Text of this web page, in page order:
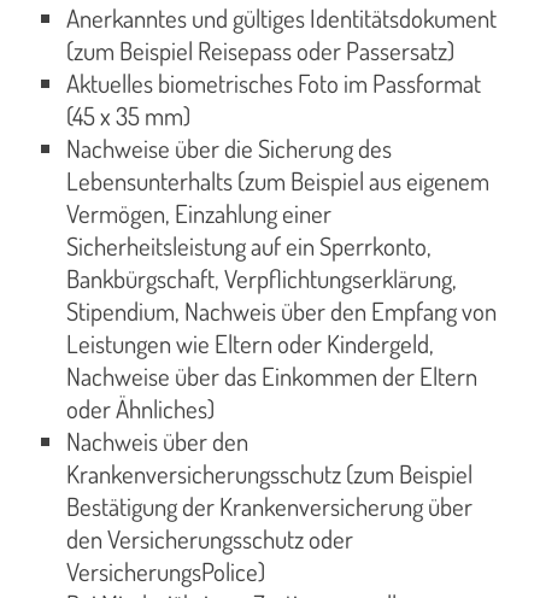
Anerkanntes und gültiges Identitätsdokument
(zum Beispiel Reisepass oder Passersatz)
Aktuelles biometrisches Foto im Passformat
(45 x 35 mm)
Nachweise über die Sicherung des
Lebensunterhalts (zum Beispiel aus eigenem
Vermögen, Einzahlung einer
Sicherheitsleistung auf ein Sperrkonto,
Bankbürgschaft, Verpflichtungserklärung,
Stipendium, Nachweis über den Empfang von
Leistungen wie Eltern oder Kindergeld,
Nachweise über das Einkommen der Eltern
oder Ähnliches)
Nachweis über den
Krankenversicherungsschutz (zum Beispiel
Bestätigung der Krankenversicherung über
den Versicherungsschutz oder
VersicherungsPolice)